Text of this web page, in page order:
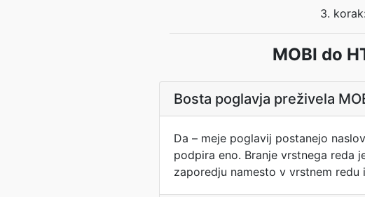
3.
MOBI do
Bosta poglavja preživela
Da – meje poglavij postanejo
podpira eno. Branje vrstnega reda
zaporedju namesto v vrstnem redu